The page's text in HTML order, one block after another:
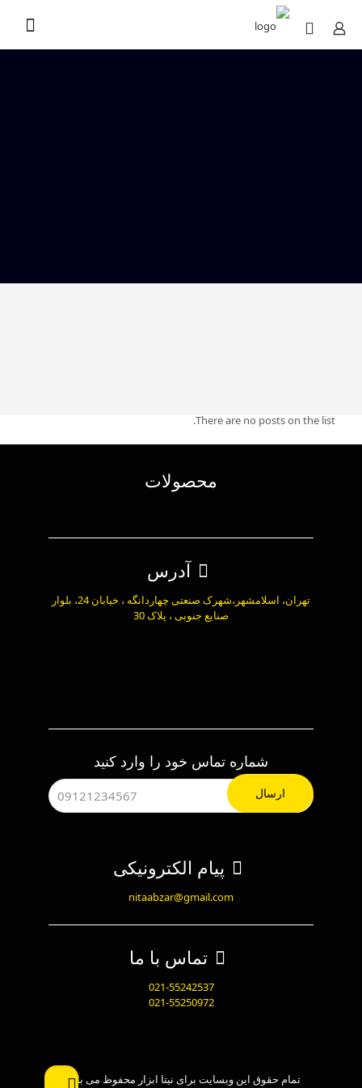
There are no posts on the list.
محصولات
آدرس
تهران، اسلامشهر،شهرک صنعتی چهاردانگه ، خیابان 24، بلوار
صنایع جنوبی ، پلاک 30
شماره تماس خود را وارد کنید
پیام الکترونیکی
nitaabzar@gmail.com
تماس با ما
021-55242537
021-55250972
تمام حقوق این وبسایت برای نیتا ابزار محفوظ می باشد